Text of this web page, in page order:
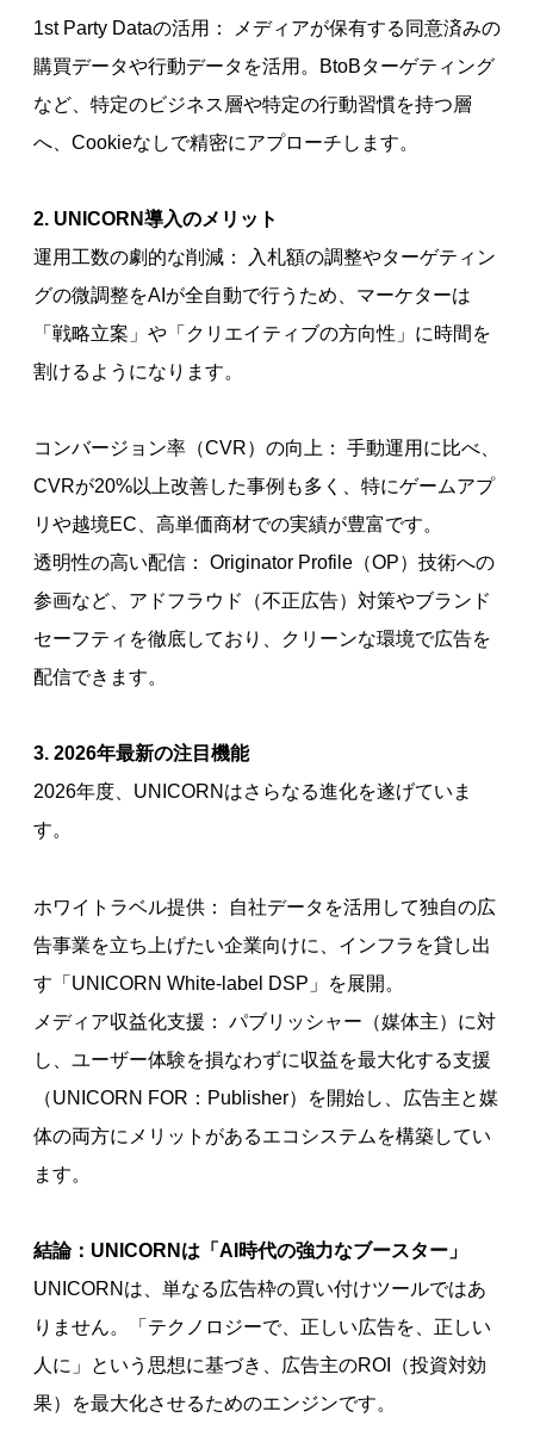
1st Party Dataの活用： メディアが保有する同意済みの
購買データや行動データを活用。BtoBターゲティング
など、特定のビジネス層や特定の行動習慣を持つ層
へ、Cookieなしで精密にアプローチします。
2. UNICORN導入のメリット
運用工数の劇的な削減： 入札額の調整やターゲティン
グの微調整をAIが全自動で行うため、マーケターは
「戦略立案」や「クリエイティブの方向性」に時間を
割けるようになります。
コンバージョン率（CVR）の向上： 手動運用に比べ、
CVRが20%以上改善した事例も多く、特にゲームアプ
リや越境EC、高単価商材での実績が豊富です。
透明性の高い配信： Originator Profile（OP）技術への
参画など、アドフラウド（不正広告）対策やブランド
セーフティを徹底しており、クリーンな環境で広告を
配信できます。
3. 2026年最新の注目機能
2026年度、UNICORNはさらなる進化を遂げていま
す。
ホワイトラベル提供： 自社データを活用して独自の広
告事業を立ち上げたい企業向けに、インフラを貸し出
す「UNICORN White-label DSP」を展開。
メディア収益化支援： パブリッシャー（媒体主）に対
し、ユーザー体験を損なわずに収益を最大化する支援
（UNICORN FOR：Publisher）を開始し、広告主と媒
体の両方にメリットがあるエコシステムを構築してい
ます。
結論：UNICORNは「AI時代の強力なブースター」
UNICORNは、単なる広告枠の買い付けツールではあ
りません。「テクノロジーで、正しい広告を、正しい
人に」という思想に基づき、広告主のROI（投資対効
果）を最大化させるためのエンジンです。